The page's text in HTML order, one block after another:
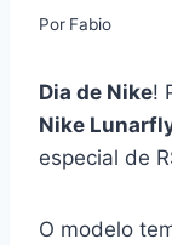
Por Fabio
Dia de Nike!
Nike
especial de
O modelo